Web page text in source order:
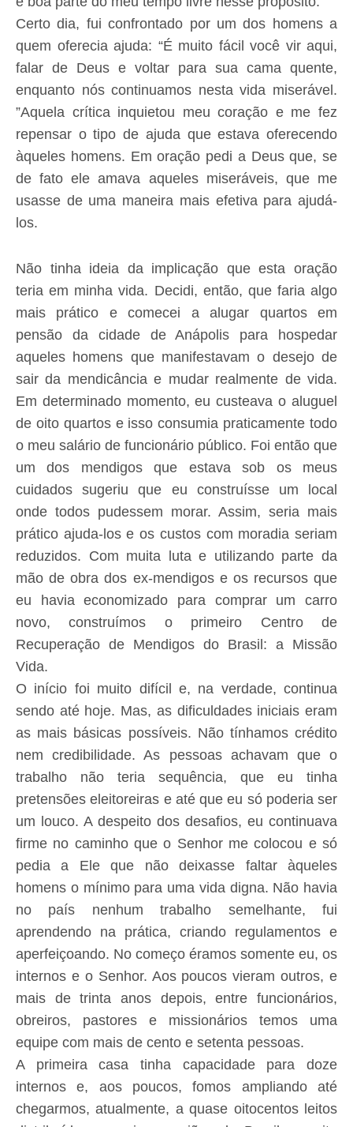
Certo dia, fui confrontado por um dos homens a
quem oferecia ajuda: “É muito fácil você vir aqui,
falar de Deus e voltar para sua cama quente,
enquanto nós continuamos nesta vida miserável.
”Aquela crítica inquietou meu coração e me fez
repensar o tipo de ajuda que estava oferecendo
àqueles homens. Em oração pedi a Deus que, se
de fato ele amava aqueles miseráveis, que me
usasse de uma maneira mais efetiva para ajudá-
los.
Não tinha ideia da implicação que esta oração
teria em minha vida. Decidi, então, que faria algo
mais prático e comecei a alugar quartos em
pensão da cidade de Anápolis para hospedar
aqueles homens que manifestavam o desejo de
sair da mendicância e mudar realmente de vida.
Em determinado momento, eu custeava o aluguel
de oito quartos e isso consumia praticamente todo
o meu salário de funcionário público. Foi então que
um dos mendigos que estava sob os meus
cuidados sugeriu que eu construísse um local
onde todos pudessem morar. Assim, seria mais
prático ajuda-los e os custos com moradia seriam
reduzidos. Com muita luta e utilizando parte da
mão de obra dos ex-mendigos e os recursos que
eu havia economizado para comprar um carro
novo, construímos o primeiro Centro de
Recuperação de Mendigos do Brasil: a Missão
Vida.
O início foi muito difícil e, na verdade, continua
sendo até hoje. Mas, as dificuldades iniciais eram
as mais básicas possíveis. Não tínhamos crédito
nem credibilidade. As pessoas achavam que o
trabalho não teria sequência, que eu tinha
pretensões eleitoreiras e até que eu só poderia ser
um louco. A despeito dos desafios, eu continuava
firme no caminho que o Senhor me colocou e só
pedia a Ele que não deixasse faltar àqueles
homens o mínimo para uma vida digna. Não havia
no país nenhum trabalho semelhante, fui
aprendendo na prática, criando regulamentos e
aperfeiçoando. No começo éramos somente eu, os
internos e o Senhor. Aos poucos vieram outros, e
mais de trinta anos depois, entre funcionários,
obreiros, pastores e missionários temos uma
equipe com mais de cento e setenta pessoas.
A primeira casa tinha capacidade para doze
internos e, aos poucos, fomos ampliando até
chegarmos, atualmente, a quase oitocentos leitos